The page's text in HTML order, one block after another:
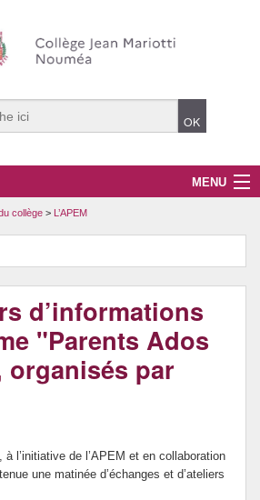
MENU
collège > L’APEM
d’informations
"Parents Ados
organisés par
à l’initiative de l’APEM et en collaboration
une matinée d’échanges et d’ateliers